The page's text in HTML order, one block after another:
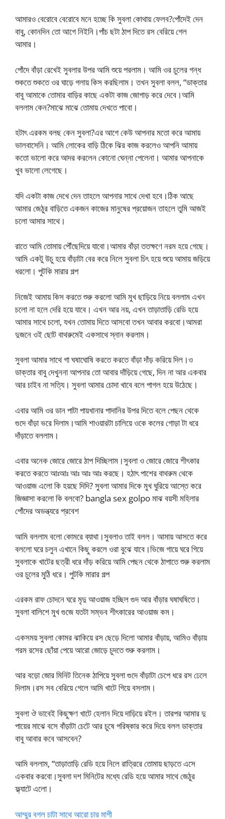
আমারও বেরোবে বেরোবে মনে হচ্ছে কি সুবলা কোথায় ফেলব?পোঁদেই দেন
বাবু, কোনদিন তো আগে নিইনি।পাঁচ ছটা ঠাপ দিতে রস বেরিয়ে গেল
আমার।
পোঁদে বাঁড়া রেখেই সুবলার উপর আমি শুয়ে পরলাম। আমি ওর চুলের গন্ধ
শুকতে শুকতে ওর ঘাড়ে গলায় কিস করছিলাম। তখন সুবলা বলল, “ডাক্তার
বাবু আমাকে তোমার বাড়ির কাছে একটা কাজ জোগাড় করে দেবে।আমি
বললাম কেন?মাঝে মাঝে তোমায় দেখতে পাবো।
হটাৎ এরকম বলছ কেন সুবলা?এর আগে কেউ আপনার মতো করে আমায়
ভালবাসেনি। আমি লোকের বাড়ি ঠিকে ঝির কাজ করলেও আপনি আমায়
কতো ভালো করে আদর করলেন কোনো ঘেন্না পেলেনা। আমার আপনাকে
খুব ভালো লেগেছে।
যদি একটা কাজ দেখে দেন তাহলে আপনার সাথে দেখা হবে।ঠিক আছে
আমার জেঠুর বাড়িতে একজন কাজের মানুষের প্রয়োজন তাহলে তুমি আজই
চলো আমার সাথে।
রাতে আমি তোমায় পৌঁছেদিয়ে যাবো।আমার বাঁড়া ততক্ষণে নরম হয়ে গেছে।
আমি একটু উচু হয়ে বাঁড়াটা বের করে নিলে সুবলা চিৎ হয়ে শুয়ে আমায় জড়িয়ে
ধরলো। পুটকি মারার গল্প
নিজেই আমায় কিস করতে শুরু করলো আমি মুখ ছাড়িয়ে নিয়ে বললাম এখন
চলো না হলে দেরি হয়ে যাবে। এখন আর নয়, এখন তাড়াতাড়ি রেডি হয়ে
আমার সাথে চলো, যখন তোমায় দিতে আসবো তখন আবার করবো।আমরা
দুজনে ওই ছোট বাথরুমেই একসাথে স্নান করলাম।
সুবলা আমার সাথে গা ঘষাঘোষি করতে করতে বাঁড়া দাঁড় করিয়ে দিল।ও
ডাক্তার বাবু দেখুননা আপনার তো আবার দাঁড়িয়ে গেছে, দিন না আর একবার
আর চাইব না সত্যি। সুবলা আমার চোদা খাবে বলে পাগল হয়ে উঠেছে।
এবার আমি ওর ডান পাটা পায়খানার পাদানির উপর দিতে বলে পেছন থেকে
গুদে বাঁড়া ভরে দিলাম।আমি শাওয়ারটা চালিয়ে ওকে কলের গোড়া টা ধরে
দাঁড়াতে বললাম।
এবার অনেক জোরে জোরে ঠাপ দিচ্ছিলাম।সুবলা ও জোরে জোরে শীৎকার
করতে করতে আঃআঃ আঃ আঃ আঃ করছে। হঠাৎ পাশের বাথরুম থেকে
আওয়াজ এলো কি হয়ছে দিদি? সুবলা আমার দিকে মুখ ঘুরিয়ে আস্তে করে
জিজ্ঞাসা করলো কি বলবো? bangla sex golpo মাঝ বয়সী মহিলার
পোঁদের অভন্ত্যরে প্রবেশ
আমি বললাম বলো কোমরে ব্যাথা।সুবলাও তাই বলল। আমায় আসতে করে
বললো ঘরে চলুন এখানে কিছু করলে ওরা বুঝে যাবে।ভিজে গায়ে ঘরে গিয়ে
সুবলাকে খাটের ছত্রী ধরে দাঁড় করিয়ে আমি পেছন থেকে ঠাপাতে শুরু করলাম
ওর চুলের মুঠি ধরে। পুটকি মারার গল্প
এরকম রাফ চোদনে ঘরে মৃদু আওয়াজ হচ্ছিল গুদ আর বাঁড়ার ঘষাঘষিতে।
সুবলা বালিশে মুখ গুজে যতটা সম্ভব শীৎকারের আওয়াজ কম।
একসময় সুবলা কোমর ঝাকিয়ে রস ছেড়ে দিলো আমার বাঁড়ায়, আমিও বাঁড়ায়
গরম রসের ছোঁয়া পেয়ে আরো জোড়ে চুদতে শুরু করলাম।
আর বড়ো জোর মিনিট তিনেক ঠাপিয়ে সুবলা গুদে বাঁড়াটা চেপে ধরে রস ঢেলে
দিলাম।রস সব বেরিয়ে গেলে আমি খাটে গিয়ে বসলাম।
সুবলা ঔ ভাবেই কিছুক্ষণ খাটে হেলান দিয়ে দাড়িয়ে রইল। তারপর আমার দু
পায়ের মাঝে বসে বাঁড়াটা চেটে আর চুষে পরিষ্কার করে দিয়ে বলল ডাক্তার
বাবু আবার কবে আসবেন?
আমি বললাম, “তাড়াতাড়ি রেডি হয়ে নিলে রাত্রিরে তোমায় ছাড়তে এসে
একবার করবো।সুবলা দশ মিনিটের মধ্যে রেডি হয়ে আমার সাথে জেঠুর
ফ্ল্যাটে এলো।
আম্মুর বগল চাটা সাথে আরো চার মাগী